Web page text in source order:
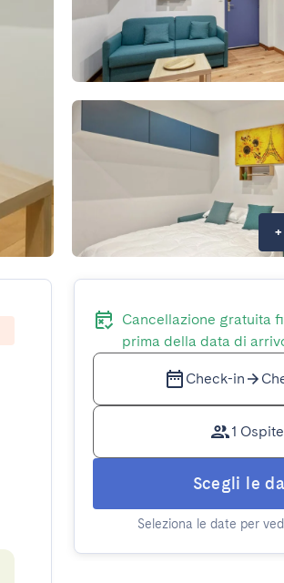
+
Cancellazione gratuita
prima della data di
Check-in
1 Ospite
Scegli le
Seleziona le date per